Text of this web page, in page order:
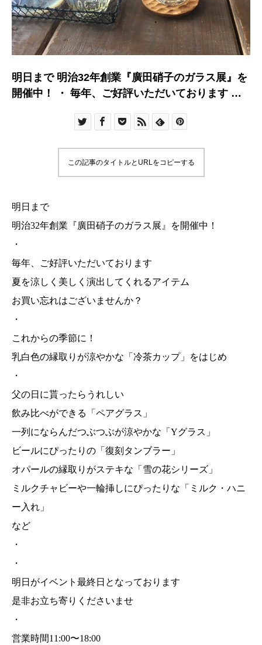
明日まで 明治32年創業『廣田硝子のガラス展』を
開催中！ ・ 毎年、ご好評いただいております 夏
この記事のタイトルとURLをコピーする
明日まで
明治32年創業『廣田硝子のガラス展』を開催中！
・
毎年、ご好評いただいております
夏を涼しく美しく演出してくれるアイテム
お買い忘れはございませんか？
・
これからの季節に！
乳白色の縁取りが涼やかな「冷茶カップ」をはじめ
・
父の日に貰ったらうれしい
飲み比べができる「ペアグラス」
一列にならんだつぶつぶが涼やかな「Yグラス」
ビールにぴったりの「復刻タンブラー」
オパールの縁取りがステキな「雪の花シリーズ」
ミルクチャビーや一輪挿しにぴったりな「ミルク・ハニ
ー入れ」
など
・
・
明日がイベント最終日となっております
是非お立ち寄りくださいませ
・
営業時間11:00〜18:00